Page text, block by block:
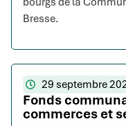
Bresse.
29 septembre
Fonds
commerces et